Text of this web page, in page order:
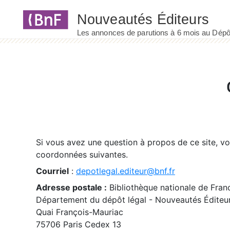
Si vous avez une question à propos de ce site,
coordonnées suivantes.
Courriel : depotlegal.editeur@bnf.fr
Adresse postale : Bibliothèque nationale de
Département du dépôt légal - Nouveautés
Quai François-Mauriac
75706 Paris Cedex 13